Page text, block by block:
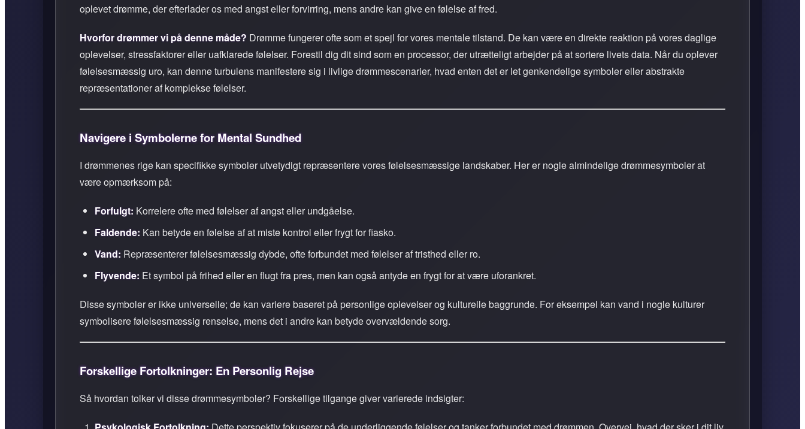
oplevet drømme, der efterlader os med angst eller forvirring, mens andre kan give en følelse af fred.
Hvorfor drømmer vi på denne måde? Drømme fungerer ofte som et spejl for vores mentale tilstand. De kan være en direkte reaktion på vores daglige
oplevelser, stressfaktorer eller uafklarede følelser. Forestil dig dit sind som en processor, der utrætteligt arbejder på at sortere livets data. Når du oplever
følelsesmæssig uro, kan denne turbulens manifestere sig i livlige drømmescenarier, hvad enten det er let genkendelige symboler eller abstrakte
repræsentationer af komplekse følelser.
Navigere i Symbolerne for Mental Sundhed
I drømmenes rige kan specifikke symboler utvetydigt repræsentere vores følelsesmæssige landskaber. Her er nogle almindelige drømmesymboler at
være opmærksom på:
Forfulgt: Korrelere ofte med følelser af angst eller undgåelse.
Faldende: Kan betyde en følelse af at miste kontrol eller frygt for fiasko.
Vand: Repræsenterer følelsesmæssig dybde, ofte forbundet med følelser af tristhed eller ro.
Flyvende: Et symbol på frihed eller en flugt fra pres, men kan også antyde en frygt for at være uforankret.
Disse symboler er ikke universelle; de kan variere baseret på personlige oplevelser og kulturelle baggrunde. For eksempel kan vand i nogle kulturer
symbolisere følelsesmæssig renselse, mens det i andre kan betyde overvældende sorg.
Forskellige Fortolkninger: En Personlig Rejse
Så hvordan tolker vi disse drømmesymboler? Forskellige tilgange giver varierede indsigter: